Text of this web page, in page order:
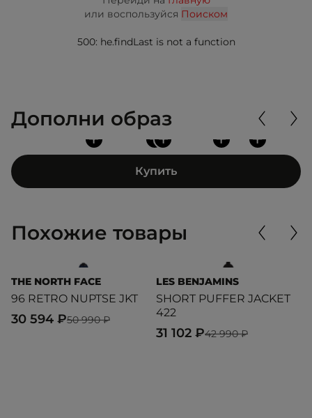
или воспользуйся Поиском
500: he.findLast is not a function
Дополни образ
+
+
+ + +
Купить
Похожие товары
THE NORTH FACE
96 RETRO NUPTSE JKT
50 990 ₽
30 594 ₽
LES BENJAMINS
SHORT PUFFER JACKET
422
42 990 ₽
31 102 ₽